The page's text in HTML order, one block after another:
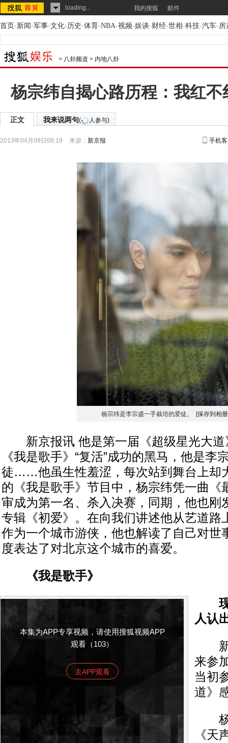
loading... 我的搜狐 邮件
首页-新闻-军事-文化-历史-体育-NBA-视频-娱谈-财经-世相-科技-汽车-房
> 八卦频道 > 内地八卦
杨宗纬自揭心路历程：我红不
正文 我来说两句( 人参与)
2013年04月09日08:19 来源： 新京报 手机
杨宗纬是李宗盛一手栽培的爱徒。 [保存到相
新京报讯 他是第一届《超级星光大道
《我是歌手》“复活”成功的黑马，他是李
徒……他虽生性羞涩，每次站到舞台上却
的《我是歌手》节目中，杨宗纬凭一曲《
审成为第一名、杀入决赛，同期，他也刚
专辑《初爱》。在向我们讲述他从艺道路
作为一个城市游侠，他也解读了自己对世
度表达了对北京这个城市的喜爱。
《我是歌手》
本集为APP专享视频，请使用搜狐视频APP
观看（103）
去APP观看
现
人认
新
来参
当初
道》
杨
《天